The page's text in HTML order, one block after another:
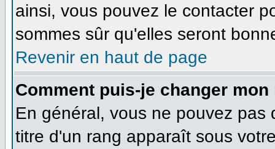
ainsi, vous pouvez le contacter
sommes sûr qu'elles seront
Revenir en haut de page
Comment puis-je changer mon
En général, vous ne pouvez
titre d'un rang apparaît sous